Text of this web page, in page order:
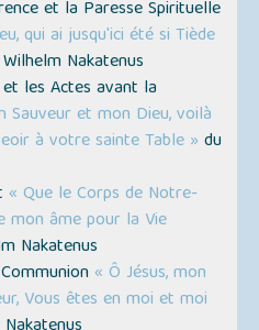
et la Paresse Spirituelle
qui ai jusqu'ici été si Tiède
Nakatenus
les Actes avant la
Sauveur et mon Dieu, voilà
à votre sainte Table » du
« Que le Corps de Notre-
mon âme pour la Vie
Nakatenus
« Ô Jésus, mon
Vous êtes en moi et moi